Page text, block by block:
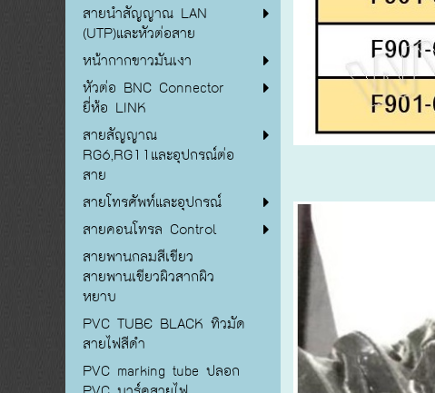
สายนำสัญญาณ LAN
(UTP)และหัวต่อสาย
หน้ากากขาวมันเงา
หัวต่อ BNC Connector
ยี่ห้อ LINK
สายสัญญาณ
RG6,RG11และอุปกรณ์ต่อ
สาย
สายโทรศัพท์และอุปกรณ์
สายคอนโทรล Control
สายพานกลมสีเขียว
สายพานเขียวผิวสากผิว
หยาบ
PVC TUBE BLACK ทิวมัด
สายไฟสีดำ
PVC marking tube ปลอก